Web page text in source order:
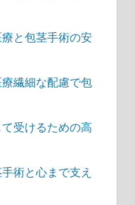
と包茎手術の安
繊細な配慮で包
受けるための高
術と心まで支え